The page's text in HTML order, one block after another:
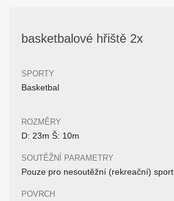
basketbalové hřiště 2x
SPORTY
Basketbal
ROZMĚRY
D: 23m Š: 10m
SOUTĚŽNÍ PARAMETRY
Pouze pro nesoutěžní (rekreační) sport
POVRCH